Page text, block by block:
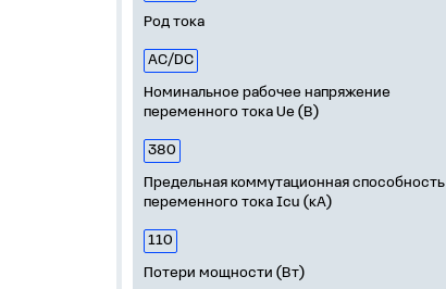
Род тока
AC/DC
Номинальное рабочее напряжение
переменного тока Ue (В)
380
Предельная коммутационная способность
переменного тока Icu (кА)
110
Потери мощности (Вт)